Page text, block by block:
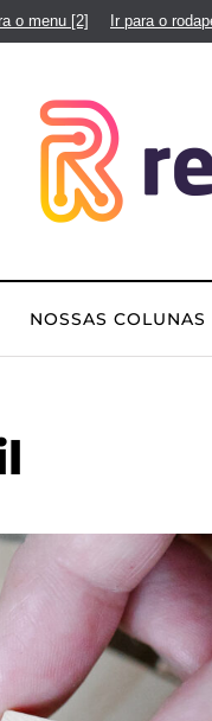
o menu [2] Ir para o
NOSSAS COLUNAS